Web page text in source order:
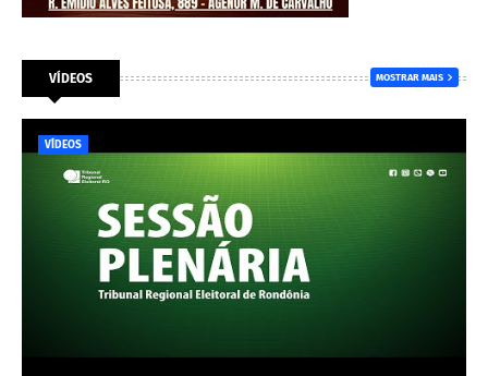
VÍDEOS MOSTRAR MAIS
VÍDEOS